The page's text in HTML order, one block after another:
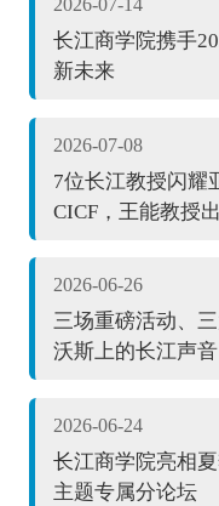
长江商学院携手
新未来
2026-07-08
7位长江教授闪耀
CICF，王能教授
2026-06-26
三场重磅活动、
沃斯上的长江声音
2026-06-24
长江商学院亮相
主题专属分论坛